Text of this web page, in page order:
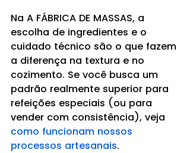
Na A FÁBRICA DE MASSAS, a
escolha de ingredientes e o
cuidado técnico são o que fazem
a diferença na textura e no
cozimento. Se você busca um
padrão realmente superior para
refeições especiais (ou para
vender com consistência), veja
como funcionam nossos
processos artesanais.